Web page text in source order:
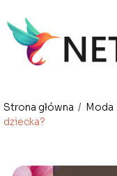
Strona główna / Moda
dziecka?